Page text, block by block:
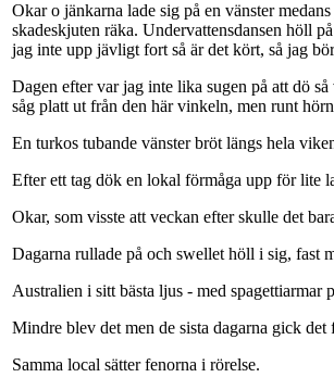
Okar o jänkarna lade sig på en vänster
skadeskjuten räka. Undervattensdansen höll
jag inte upp jävligt fort så är det kört, så jag
Dagen efter var jag inte lika sugen på att dö
såg platt ut från den här vinkeln, men runt
En turkos tubande vänster bröt längs hela
Efter ett tag dök en lokal förmåga upp för lite
Okar, som visste att veckan efter skulle det
Dagarna rullade på och swellet höll i sig, fast
Australien i sitt bästa ljus - med spagettiarmar
Mindre blev det men de sista dagarna gick
Samma local sätter fenorna i rörelse.